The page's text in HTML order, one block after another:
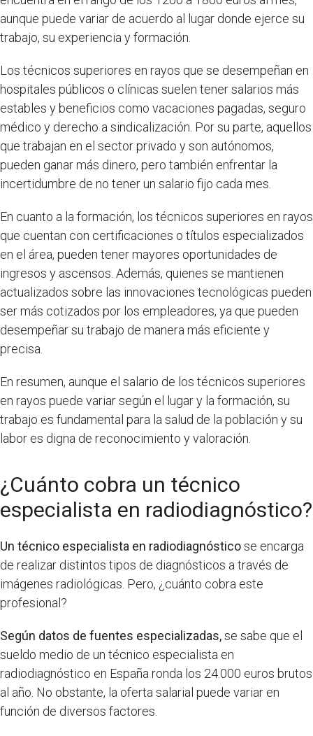
aunque puede variar de acuerdo al lugar donde ejerce su
trabajo, su experiencia y formación.
Los técnicos superiores en rayos que se desempeñan en
hospitales públicos o clínicas suelen tener salarios más
estables y beneficios como vacaciones pagadas, seguro
médico y derecho a sindicalización. Por su parte, aquellos
que trabajan en el sector privado y son autónomos,
pueden ganar más dinero, pero también enfrentar la
incertidumbre de no tener un salario fijo cada mes.
En cuanto a la formación, los técnicos superiores en rayos
que cuentan con certificaciones o títulos especializados
en el área, pueden tener mayores oportunidades de
ingresos y ascensos. Además, quienes se mantienen
actualizados sobre las innovaciones tecnológicas pueden
ser más cotizados por los empleadores, ya que pueden
desempeñar su trabajo de manera más eficiente y
precisa.
En resumen, aunque el salario de los técnicos superiores
en rayos puede variar según el lugar y la formación, su
trabajo es fundamental para la salud de la población y su
labor es digna de reconocimiento y valoración.
¿Cuánto cobra un técnico
especialista en radiodiagnóstico?
Un técnico especialista en radiodiagnósticose encarga
de realizar distintos tipos de diagnósticos a través de
imágenes radiológicas. Pero, ¿cuánto cobra este
profesional?
Según datos de fuentes especializadas,se sabe que el
sueldo medio de un técnico especialista en
radiodiagnóstico en España ronda los 24.000 euros brutos
al año. No obstante, la oferta salarial puede variar en
función de diversos factores.